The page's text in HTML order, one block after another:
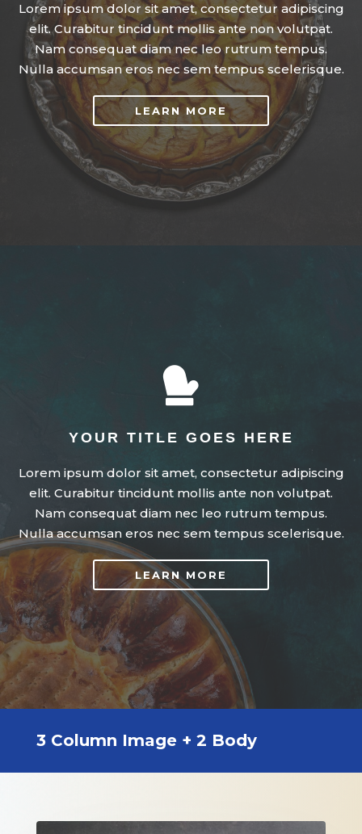
Lorem ipsum dolor sit amet, consectetur adipiscing
elit. Curabitur tincidunt mollis ante non volutpat.
Nam consequat diam nec leo rutrum tempus.
Nulla accumsan eros nec sem tempus scelerisque.
LEARN MORE

YOUR TITLE GOES HERE
Lorem ipsum dolor sit amet, consectetur adipiscing
elit. Curabitur tincidunt mollis ante non volutpat.
Nam consequat diam nec leo rutrum tempus.
Nulla accumsan eros nec sem tempus scelerisque.
LEARN MORE
3 Column Image + 2 Body